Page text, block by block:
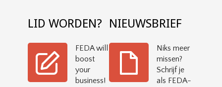
LID WORDEN?
FEDA will
boost
your
business!
NIEUWSBRIEF
Niks meer
missen?
Schrijf je
als FEDA-